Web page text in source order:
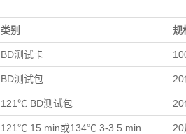
类别 规
BD测试卡
BD测试包
121℃ BD测试包
121℃ 15 min或134℃ 3-3.5 min